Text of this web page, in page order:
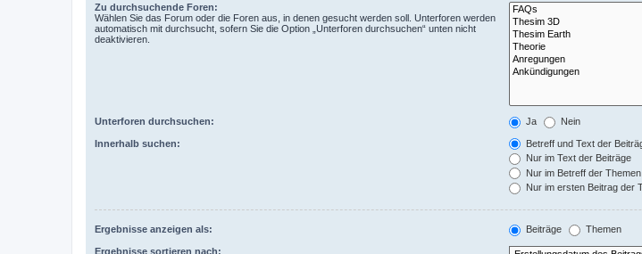
Zu durchsuchende Foren:
Wählen Sie das Forum oder die Foren aus, in denen gesucht werden soll. Unterforen werden
automatisch mit durchsucht, sofern Sie die Option „Unterforen durchsuchen“ unten nicht
deaktivieren.
Unterforen durchsuchen: Ja Nein
Innerhalb suchen:
Betreff und Text der
Nur im Text der Beiträge
Nur im Betreff der Themen
Nur im ersten Beitrag der
Ergebnisse anzeigen als: Beiträge Themen
Ergebnisse sortieren nach: